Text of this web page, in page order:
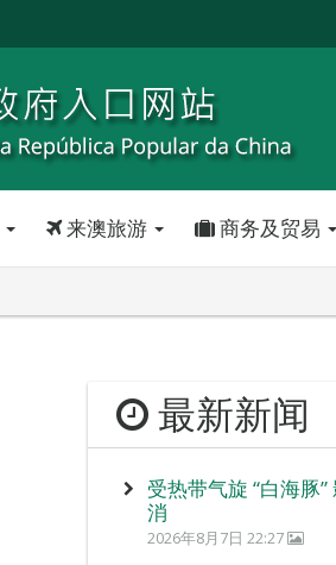
来澳旅游 商务及贸易
最新新闻
受热带气旋 “白海豚
消
2026年8月7日 22:27